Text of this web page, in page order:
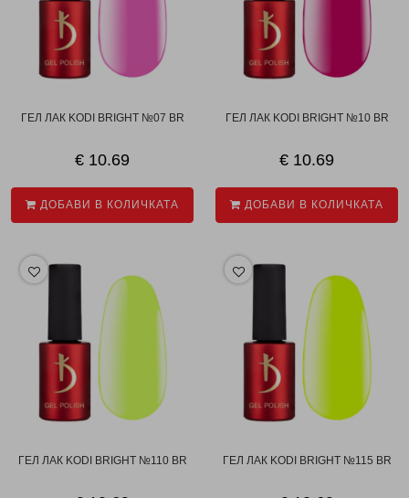
ГЕЛ ЛАК KODI BRIGHT №07 BR
€ 10.69
ДОБАВИ В КОЛИЧКАТА
ГЕЛ ЛАК KODI BRIGHT №10 BR
€ 10.69
ДОБАВИ В КОЛИЧКАТА
ГЕЛ ЛАК KODI BRIGHT №110 BR ГЕЛ ЛАК KODI BRIGHT №115 BR